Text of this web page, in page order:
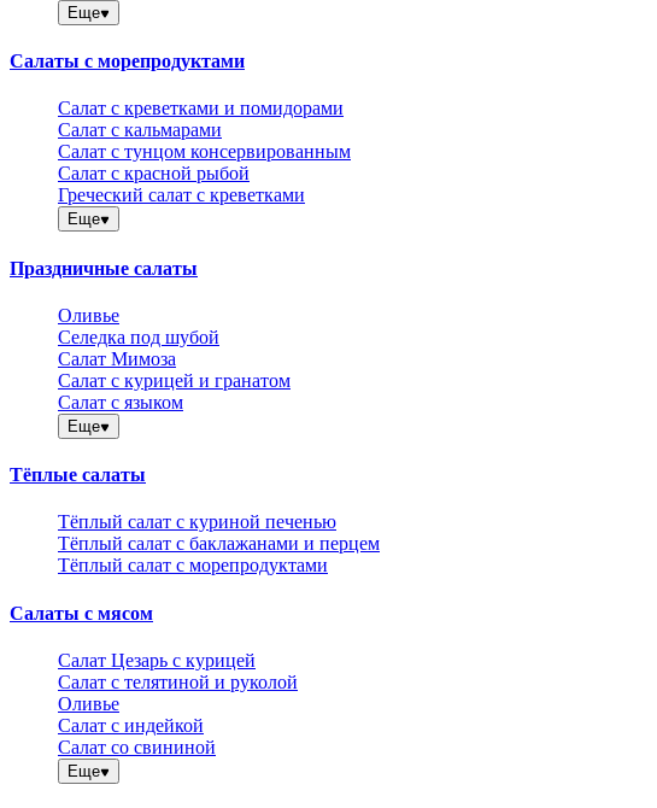
Еще
Салаты с морепродуктами
Салат с креветками и помидорами
Салат с кальмарами
Салат с тунцом консервированным
Салат с красной рыбой
Греческий салат с креветками
Еще
Праздничные салаты
Оливье
Селедка под шубой
Салат Мимоза
Салат с курицей и гранатом
Салат с языком
Еще
Тёплые салаты
Тёплый салат с куриной печенью
Тёплый салат с баклажанами и перцем
Тёплый салат с морепродуктами
Салаты с мясом
Салат Цезарь с курицей
Салат с телятиной и руколой
Оливье
Салат с индейкой
Салат со свининой
Еще